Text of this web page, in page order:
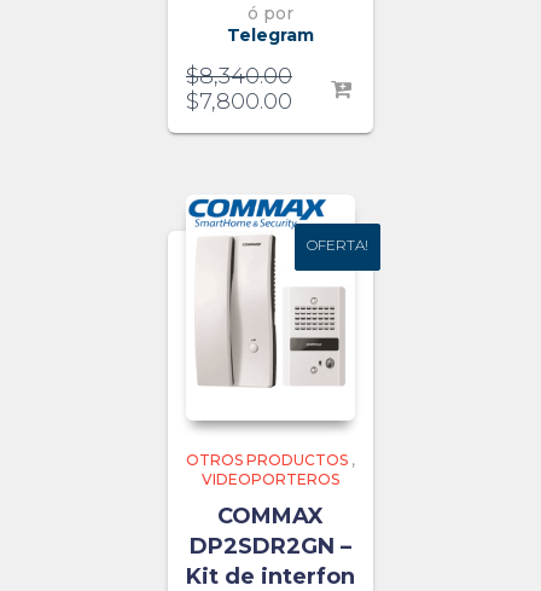
ó por
Telegram
$8,340.00
$7,800.00
OFERTA!
OFERTA!
OTROS PRODUCTOS ,
VIDEOPORTEROS
COMMAX
DP2SDR2GN –
Kit de interfon